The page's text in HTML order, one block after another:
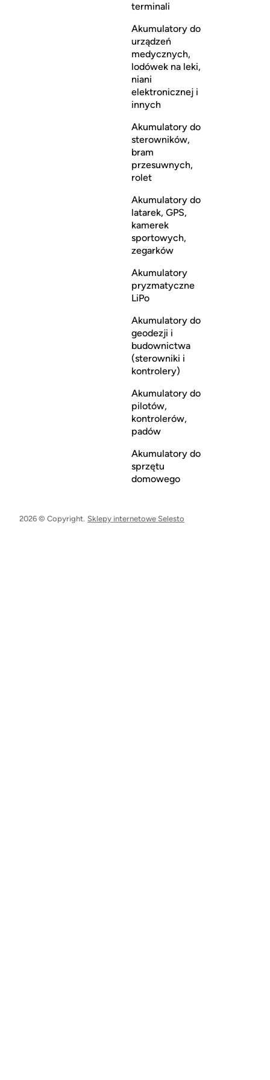
terminali
Akumulatory do
urządzeń
medycznych,
lodówek na leki,
niani
elektronicznej i
innych
Akumulatory do
sterowników,
bram
przesuwnych,
rolet
Akumulatory do
latarek, GPS,
kamerek
sportowych,
zegarków
Akumulatory
pryzmatyczne
LiPo
Akumulatory do
geodezji i
budownictwa
(sterowniki i
kontrolery)
Akumulatory do
pilotów,
kontrolerów,
padów
Akumulatory do
sprzętu
domowego
2026 © Copyright. Sklepy internetowe Selesto